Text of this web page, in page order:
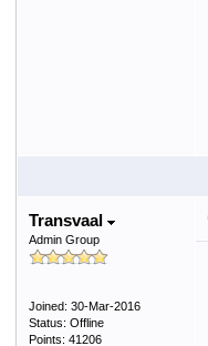
Transvaal
Admin Group
Joined: 30-Mar-2016
Status: Offline
Points: 41206